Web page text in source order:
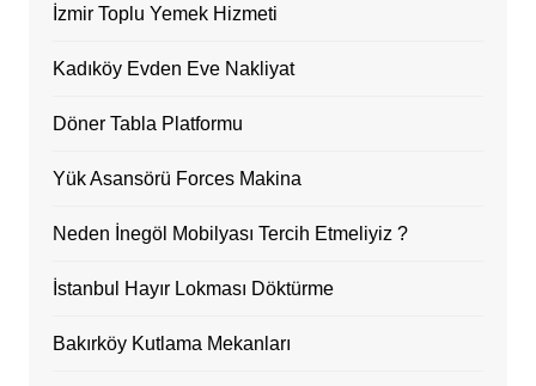
İzmir Toplu Yemek Hizmeti
Kadıköy Evden Eve Nakliyat
Döner Tabla Platformu
Yük Asansörü Forces Makina
Neden İnegöl Mobilyası Tercih Etmeliyiz ?
İstanbul Hayır Lokması Döktürme
Bakırköy Kutlama Mekanları